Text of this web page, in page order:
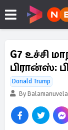
G7 உச்சி
பிரான்ஸ்:
Donald Trump
By